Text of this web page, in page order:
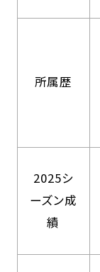
所属歴
2025シ
ーズン成
績